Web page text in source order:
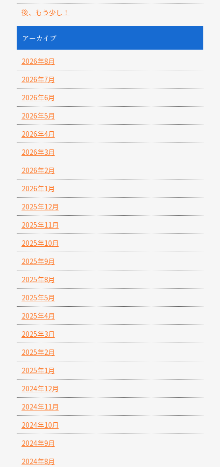
後、もう少し！
アーカイブ
2026年8月
2026年7月
2026年6月
2026年5月
2026年4月
2026年3月
2026年2月
2026年1月
2025年12月
2025年11月
2025年10月
2025年9月
2025年8月
2025年5月
2025年4月
2025年3月
2025年2月
2025年1月
2024年12月
2024年11月
2024年10月
2024年9月
2024年8月